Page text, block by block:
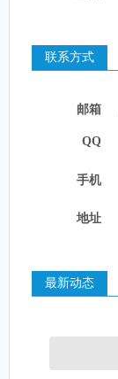
联系方式
邮箱
QQ
手机
地址
最新动态